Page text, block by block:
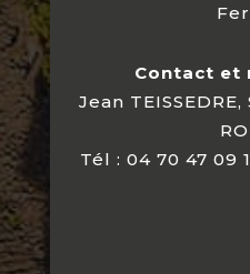
Contact et
Jean
Tél : 04 70 47 09